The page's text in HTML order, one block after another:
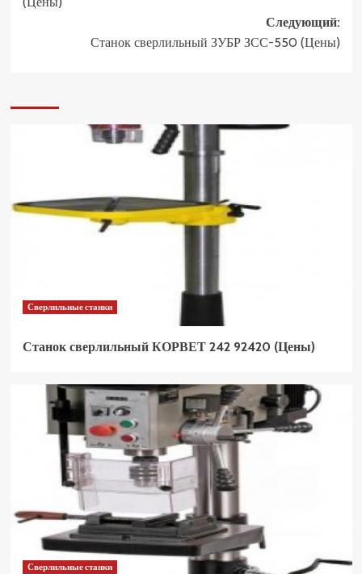
Следующий:
Станок сверлильный ЗУБР ЗСС-550 (Цены)
Сверлильные станки
Станок сверлильный КОРВЕТ 242 92420 (Цены)
Сверлильные станки